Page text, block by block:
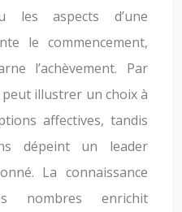
les aspects d’une
le commencement,
l’achèvement. Par
peut illustrer un choix à
affectives, tandis
dépeint un leader
La connaissance
nombres enrichit